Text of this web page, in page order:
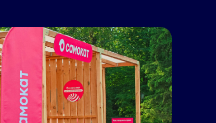
ДОСТАВКИ ПРОДУКТОВ